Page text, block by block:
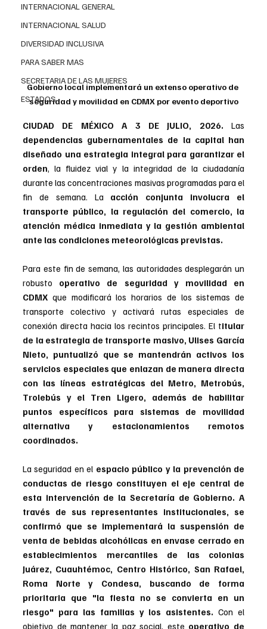
INTERNACIONAL GENERAL
INTERNACIONAL SALUD
DIVERSIDAD INCLUSIVA
PARA SABER MAS
SECRETARIA DE LAS MUJERES
ESTADOS
Gobierno local implementará un extenso operativo de
seguridad y movilidad en CDMX por evento deportivo
CIUDAD DE MÉXICO A 3 DE JULIO, 2026.
dependencias gubernamentales de la capital han
diseñado una estrategia integral para garantizar el
orden, la fluidez vial y la integridad de la ciudadanía
durante las concentraciones masivas programadas para el
fin de semana. La acción conjunta involucra el
transporte público, la regulación del comercio, la
atención médica inmediata y la gestión ambiental
ante las condiciones meteorológicas previstas.
Para este fin de semana, las autoridades desplegarán un
robusto operativo de seguridad y movilidad en
CDMX que modificará los horarios de los sistemas de
transporte colectivo y activará rutas especiales de
conexión directa hacia los recintos principales. El titular
de la estrategia de transporte masivo, Ulises García
Nieto, puntualizó que se mantendrán activos los
servicios especiales que enlazan de manera directa
con las líneas estratégicas del Metro, Metrobús,
Trolebús y el Tren Ligero, además de habilitar
puntos específicos para sistemas de movilidad
alternativa y estacionamientos remotos
coordinados.
La seguridad en el espacio público y la prevención de
conductas de riesgo constituyen el eje central de
esta intervención de la Secretaría de Gobierno. A
través de sus representantes institucionales, se
confirmó que se implementará la suspensión de
venta de bebidas alcohólicas en envase cerrado en
establecimientos mercantiles de las colonias
Juárez, Cuauhtémoc, Centro Histórico, San Rafael,
Roma Norte y Condesa, buscando de forma
prioritaria que "la fiesta no se convierta en un
riesgo" para las familias y los asistentes. Con el
objetivo de mantener la paz social, este operativo de